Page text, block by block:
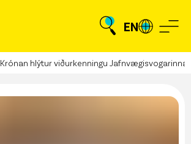
EN
Krónan hlýtur viðurkenningu